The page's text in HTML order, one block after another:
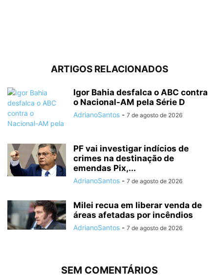
ARTIGOS RELACIONADOS
Igor Bahia desfalca o ABC contra
o Nacional-AM pela Série D
AdrianoSantos - 7 de agosto de 2026
PF vai investigar indícios de
crimes na destinação de
emendas Pix,...
AdrianoSantos - 7 de agosto de 2026
Milei recua em liberar venda de
áreas afetadas por incêndios
AdrianoSantos - 7 de agosto de 2026
SEM COMENTÁRIOS